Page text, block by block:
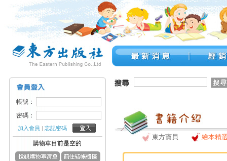
帳號：
密碼：
加入會員 |忘記密碼
購物車目前是空的
東方寶貝 繪本精